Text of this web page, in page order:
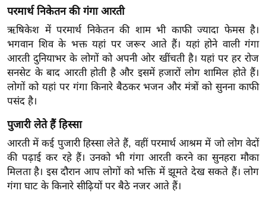
ज
ब्री
फ
म
नो
ज
न
ज
ग
त
परमार्थ निकेतन की गंगा आरती
ऋषिकेश में परमार्थ निकेतन की शाम भी काफी ज्यादा फेमस है।
भगवान शिव के भक्त यहां पर जरूर आते हैं। यहां होने वाली गंगा
आरती दुनियाभर के लोगों को अपनी ओर खींचती है। यहां पर हर रोज
सनसेट के बाद आरती होती है और इसमें हजारों लोग शामिल होते हैं।
लोगों को यहां पर गंगा किनारे बैठकर भजन और मंत्रों को सुनना काफी
पसंद है।
पुजारी लेते हैं ह‍िस्‍सा
आरती में कई पुजारी हिस्सा लेते हैं, वहीं परमार्थ आश्रम में जो लोग वेदों
की पढ़ाई कर रहे हैं। उनको भी गंगा आरती करने का सुनहरा मौका
मिलता है। इस दौरान आप लोगों को भक्ति में झूमते देख सकते हैं। लोग
गंगा घाट के किनारे सीढ़ियों पर बैठे नजर आते हैं।